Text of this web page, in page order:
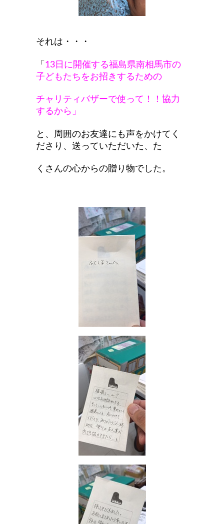
それは・・・
「 13日に開催する福島県南相馬市の
子どもたちをお招きするための
チャリティバザーで使って！！協力
するから」
と、周囲のお友達にも声をかけてく
ださり、送っていただいた、た
くさんの心からの贈り物でした。